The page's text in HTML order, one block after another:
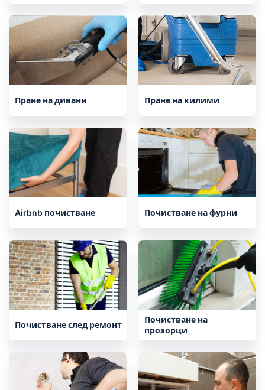
Пране на дивани Пране на килими
Airbnb почистване Почистване на фурни
Почистване след ремонт
Почистване на
прозорци